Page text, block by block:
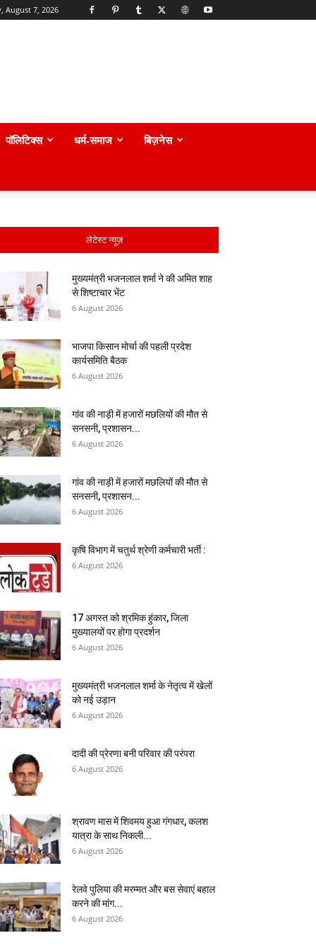
August 7, 2026
पॉलिटिक्स धर्म-समाज बिज़नेस
लेटेस्ट न्यूज़
मुख्यमंत्री भजनलाल शर्मा ने की अमित शाह
से शिष्टाचार भेंट
6 August 2026
भाजपा किसान मोर्चा की पहली प्रदेश
कार्यसमिति बैठक
6 August 2026
गांव की नाड़ी में हजारों मछलियों की मौत से
सनसनी, प्रशासन...
6 August 2026
गांव की नाड़ी में हजारों मछलियों की मौत से
सनसनी, प्रशासन...
6 August 2026
कृषि विभाग में चतुर्थ श्रेणी कर्मचारी भर्ती :
6 August 2026
17 अगस्त को श्रमिक हुंकार, जिला
मुख्यालयों पर होगा प्रदर्शन
6 August 2026
मुख्यमंत्री भजनलाल शर्मा के नेतृत्व में खेलों
को नई उड़ान
6 August 2026
दादी की प्रेरणा बनी परिवार की परंपरा
6 August 2026
श्रावण मास में शिवमय हुआ गंगधार, कलश
यात्रा के साथ निकली...
6 August 2026
रेलवे पुलिया की मरम्मत और बस सेवाएं बहाल
करने की मांग...
6 August 2026